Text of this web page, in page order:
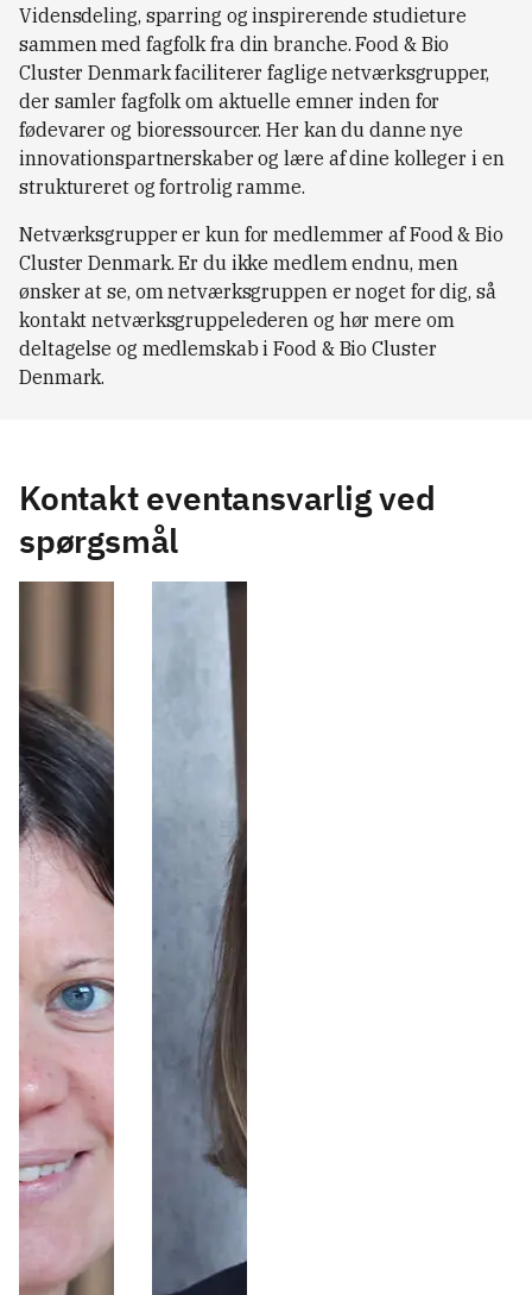
Vidensdeling, sparring og inspirerende studieture
sammen med fagfolk fra din branche. Food & Bio
Cluster Denmark faciliterer faglige netværksgrupper,
der samler fagfolk om aktuelle emner inden for
fødevarer og bioressourcer. Her kan du danne nye
innovationspartnerskaber og lære af dine kolleger i en
struktureret og fortrolig ramme.
Netværksgrupper er kun for medlemmer af Food & Bio
Cluster Denmark. Er du ikke medlem endnu, men
ønsker at se, om netværksgruppen er noget for dig, så
kontakt netværksgruppelederen og hør mere om
deltagelse og medlemskab i Food & Bio Cluster
Denmark.
Kontakt eventansvarlig ved
spørgsmål